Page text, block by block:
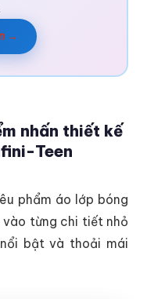
→
nhấn thiết kế
Teen
phẩm áo lớp bóng
từng chi tiết nhỏ
bật và thoải mái